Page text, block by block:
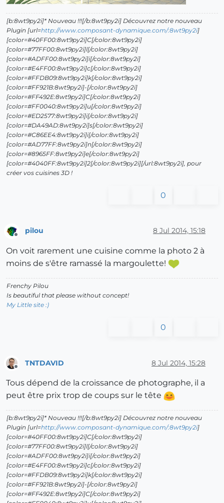
[b:8wt9py2i]* Nouveau !!![/b:8wt9py2i] Découvrez notre nouveau
Plugin [url=http://www.composant-dynamique.com/:8wt9py2i]
[color=#40FF00:8wt9py2i]C[/color:8wt9py2i]
[color=#77FF00:8wt9py2i]l[/color:8wt9py2i]
[color=#ADFF00:8wt9py2i]i[/color:8wt9py2i]
[color=#E4FF00:8wt9py2i]c[/color:8wt9py2i]
[color=#FFDB09:8wt9py2i]k[/color:8wt9py2i]
[color=#FF921B:8wt9py2i]-[/color:8wt9py2i]
[color=#FF492E:8wt9py2i]C[/color:8wt9py2i]
[color=#FF0040:8wt9py2i]u[/color:8wt9py2i]
[color=#ED2577:8wt9py2i]i[/color:8wt9py2i]
[color=#DA49AD:8wt9py2i]s[/color:8wt9py2i]
[color=#C86EE4:8wt9py2i]i[/color:8wt9py2i]
[color=#AD77FF:8wt9py2i]n[/color:8wt9py2i]
[color=#8965FF:8wt9py2i]e[/color:8wt9py2i]
[color=#4040FF:8wt9py2i]2[/color:8wt9py2i][/url:8wt9py2i], pour
créer vos cuisines 3D !
0
pilou 8 Jul 2014, 15:18
On voit rarement une cuisine comme la photo 2 à
moins de s'être ramassé la margoulette!
Frenchy Pilou
Is beautiful that please without concept!
My Little site :)
0
TNTDAVID 8 Jul 2014, 15:28
Tous dépend de la croissance de photographe, il a
peut être prix trop de coups sur le tête
[b:8wt9py2i]* Nouveau !!![/b:8wt9py2i] Découvrez notre nouveau
Plugin [url=http://www.composant-dynamique.com/:8wt9py2i]
[color=#40FF00:8wt9py2i]C[/color:8wt9py2i]
[color=#77FF00:8wt9py2i]l[/color:8wt9py2i]
[color=#ADFF00:8wt9py2i]i[/color:8wt9py2i]
[color=#E4FF00:8wt9py2i]c[/color:8wt9py2i]
[color=#FFDB09:8wt9py2i]k[/color:8wt9py2i]
[color=#FF921B:8wt9py2i]-[/color:8wt9py2i]
[color=#FF492E:8wt9py2i]C[/color:8wt9py2i]